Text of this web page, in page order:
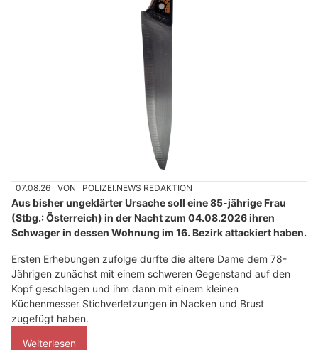
07.08.26 VON POLIZEI.NEWS REDAKTION
Aus bisher ungeklärter Ursache soll eine 85-jährige Frau
(Stbg.: Österreich) in der Nacht zum 04.08.2026 ihren
Schwager in dessen Wohnung im 16. Bezirk attackiert haben.
Ersten Erhebungen zufolge dürfte die ältere Dame dem 78-
Jährigen zunächst mit einem schweren Gegenstand auf den
Kopf geschlagen und ihm dann mit einem kleinen
Küchenmesser Stichverletzungen in Nacken und Brust
zugefügt haben.
Weiterlesen